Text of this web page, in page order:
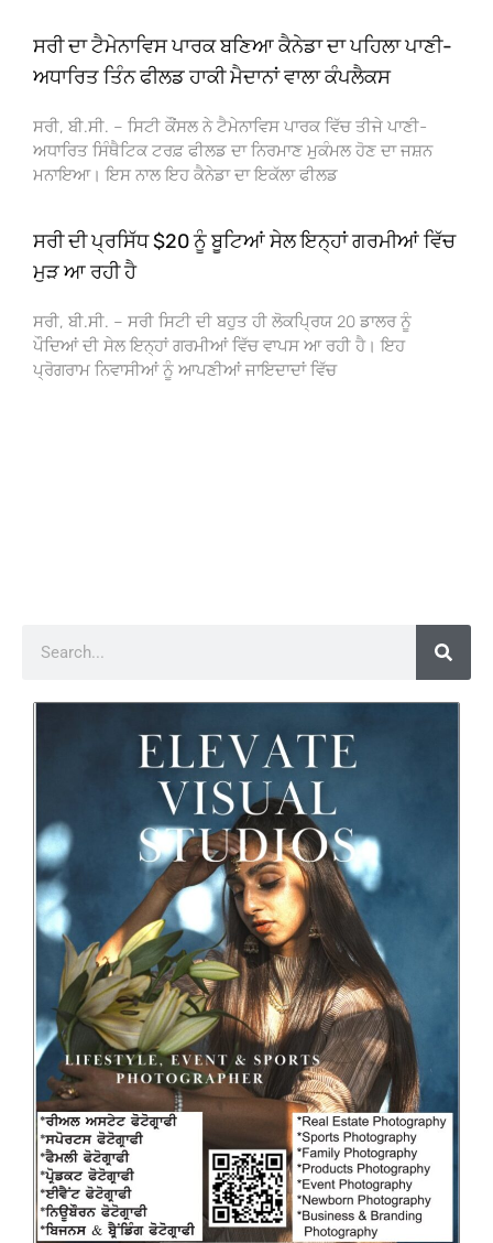
ਸਰੀ ਦਾ ਟੈਮੇਨਾਵਿਸ ਪਾਰਕ ਬਣਿਆ ਕੈਨੇਡਾ ਦਾ ਪਹਿਲਾ ਪਾਣੀ-
ਅਧਾਰਿਤ ਤਿੰਨ ਫੀਲਡ ਹਾਕੀ ਮੈਦਾਨਾਂ ਵਾਲਾ ਕੰਪਲੈਕਸ
ਸਰੀ, ਬੀ.ਸੀ. – ਸਿਟੀ ਕੌਂਸਲ ਨੇ ਟੈਮੇਨਾਵਿਸ ਪਾਰਕ ਵਿੱਚ ਤੀਜੇ ਪਾਣੀ-
ਅਧਾਰਿਤ ਸਿੰਥੈਟਿਕ ਟਰਫ਼ ਫੀਲਡ ਦਾ ਨਿਰਮਾਣ ਮੁਕੰਮਲ ਹੋਣ ਦਾ ਜਸ਼ਨ
ਮਨਾਇਆ। ਇਸ ਨਾਲ ਇਹ ਕੈਨੇਡਾ ਦਾ ਇਕੱਲਾ ਫੀਲਡ
ਸਰੀ ਦੀ ਪ੍ਰਸਿੱਧ $20 ਨੂੰ ਬੂਟਿਆਂ ਸੇਲ ਇਨ੍ਹਾਂ ਗਰਮੀਆਂ ਵਿੱਚ
ਮੁੜ ਆ ਰਹੀ ਹੈ
ਸਰੀ, ਬੀ.ਸੀ. – ਸਰੀ ਸਿਟੀ ਦੀ ਬਹੁਤ ਹੀ ਲੋਕਪ੍ਰਿਯ 20 ਡਾਲਰ ਨੂੰ
ਪੌਦਿਆਂ ਦੀ ਸੇਲ ਇਨ੍ਹਾਂ ਗਰਮੀਆਂ ਵਿੱਚ ਵਾਪਸ ਆ ਰਹੀ ਹੈ। ਇਹ
ਪ੍ਰੋਗਰਾਮ ਨਿਵਾਸੀਆਂ ਨੂੰ ਆਪਣੀਆਂ ਜਾਇਦਾਦਾਂ ਵਿੱਚ